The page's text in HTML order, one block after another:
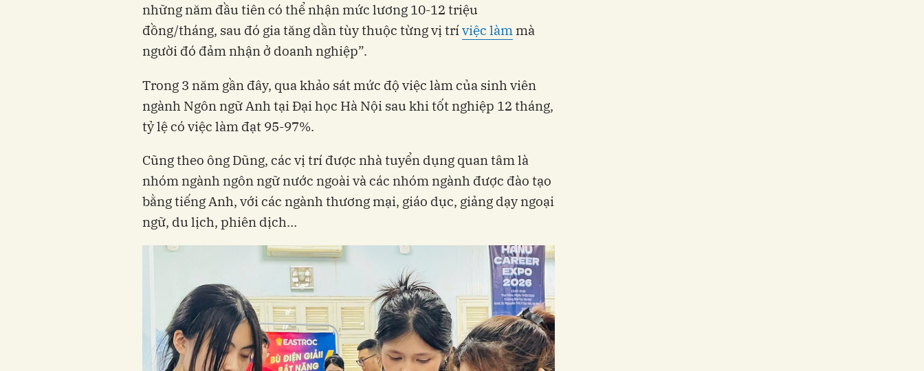
những năm đầu tiên có thể nhận mức lương 10-12 triệu
đồng/tháng, sau đó gia tăng dần tùy thuộc từng vị tríviệc làm mà
người đó đảm nhận ở doanh nghiệp”.
Trong 3 năm gần đây, qua khảo sát mức độ việc làm của sinh viên
ngành Ngôn ngữ Anh tại Đại học Hà Nội sau khi tốt nghiệp 12 tháng,
tỷ lệ có việc làm đạt 95-97%.
Cũng theo ông Dũng, các vị trí được nhà tuyển dụng quan tâm là
nhóm ngành ngôn ngữ nước ngoài và các nhóm ngành được đào tạo
bằng tiếng Anh, với các ngành thương mại, giáo dục, giảng dạy ngoại
ngữ, du lịch, phiên dịch…